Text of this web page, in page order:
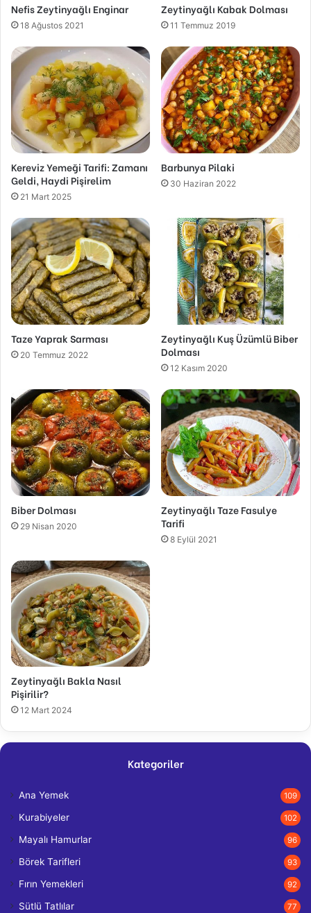
Nefis Zeytinyağlı Enginar
18 Ağustos 2021
Zeytinyağlı Kabak Dolması
11 Temmuz 2019
Kereviz Yemeği Tarifi: Zamanı
Geldi, Haydi Pişirelim
21 Mart 2025
Barbunya Pilaki
30 Haziran 2022
Taze Yaprak Sarması
20 Temmuz 2022
Zeytinyağlı Kuş Üzümlü Biber
Dolması
12 Kasım 2020
Biber Dolması
29 Nisan 2020
Zeytinyağlı Taze Fasulye
Tarifi
8 Eylül 2021
Zeytinyağlı Bakla Nasıl
Pişirilir?
12 Mart 2024
Kategoriler
Ana Yemek 109
Kurabiyeler 102
Mayalı Hamurlar 96
Börek Tarifleri 93
Fırın Yemekleri 92
Sütlü Tatlılar 77